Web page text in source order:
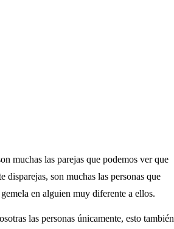
muchas las parejas que podemos ver que
disparejas, son muchas las personas que
en alguien muy diferente a ellos.
las personas únicamente, esto también